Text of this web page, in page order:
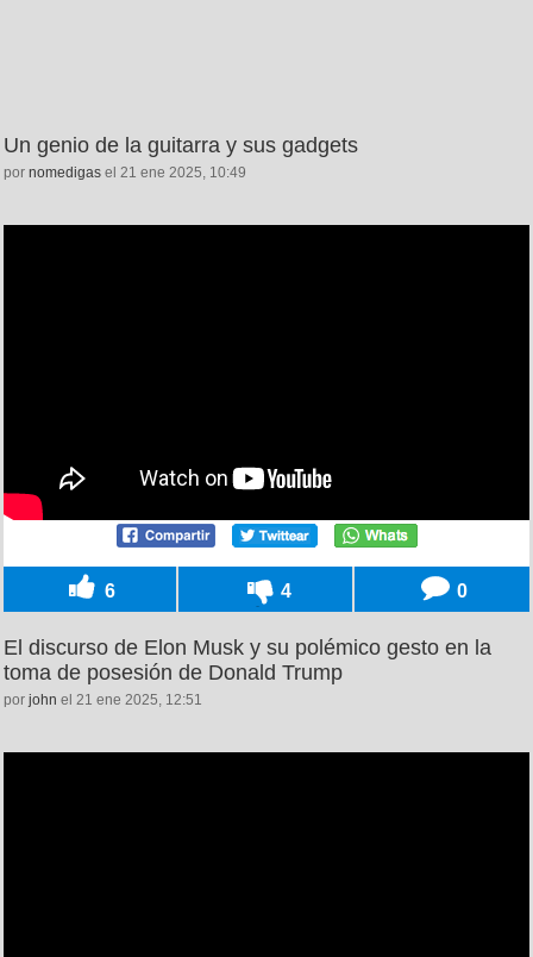
Un genio de la guitarra y sus gadgets
por nomedigas el 21 ene 2025, 10:49
6 4 0
El discurso de Elon Musk y su polémico gesto en la
toma de posesión de Donald Trump
por john el 21 ene 2025, 12:51